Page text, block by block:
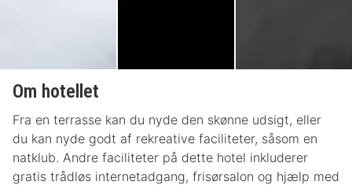
Om hotellet
Fra en terrasse kan du nyde den skønne udsigt, eller
du kan nyde godt af rekreative faciliteter, såsom en
natklub. Andre faciliteter på dette hotel inkluderer
gratis trådløs internetadgang, frisørsalon og hjælp med